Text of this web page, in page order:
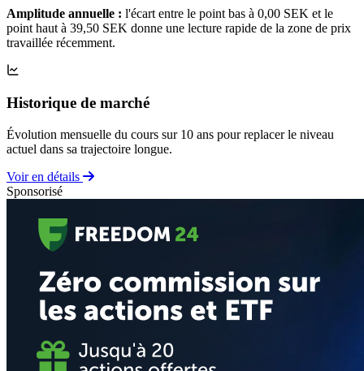
Amplitude annuelle : l'écart entre le point bas à 0,00 SEK et le
point haut à 39,50 SEK donne une lecture rapide de la zone de prix
travaillée récemment.
Historique de marché
Évolution mensuelle du cours sur 10 ans pour replacer le niveau
actuel dans sa trajectoire longue.
Voir en détails
Sponsorisé